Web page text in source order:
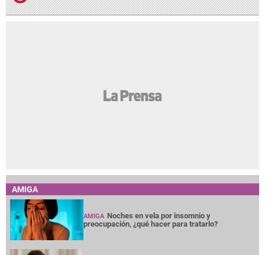
AMIGA
AMIGA Noches en vela por insomnio y
preocupación, ¿qué hacer para tratarlo?